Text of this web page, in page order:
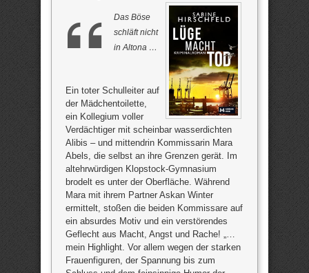
Das Böse
schläft nicht
in Altona …
Ein toter Schulleiter auf
der Mädchentoilette,
ein Kollegium voller
Verdächtiger mit scheinbar wasserdichten
Alibis – und mittendrin Kommissarin Mara
Abels, die selbst an ihre Grenzen gerät. Im
altehrwürdigen Klopstock-Gymnasium
brodelt es unter der Oberfläche. Während
Mara mit ihrem Partner Askan Winter
ermittelt, stoßen die beiden Kommissare auf
ein absurdes Motiv und ein verstörendes
Geflecht aus Macht, Angst und Rache! „…
mein Highlight. Vor allem wegen der starken
Frauenfiguren, der Spannung bis zum